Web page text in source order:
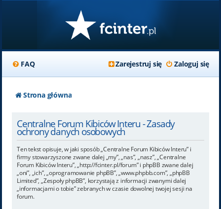
FAQ Zaloguj się
Zarejestruj się
Strona główna
Centralne Forum Kibiców Interu - Zasady
ochrony danych osobowych
Ten tekst opisuje, w jaki sposób „Centralne Forum Kibiców Interu” i
firmy stowarzyszone zwane dalej „my”, „nas”, „nasz”, „Centralne
Forum Kibiców Interu”, „http://fcinter.pl/forum” i phpBB zwane dalej
„oni”, „ich”, „oprogramowanie phpBB”, „www.phpbb.com”, „phpBB
Limited”, „Zespoły phpBB”, korzystają z informacji zwanymi dalej
„informacjami o tobie” zebranych w czasie dowolnej twojej sesji na
forum.